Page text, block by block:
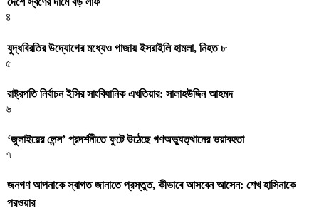
৪
যুদ্ধবিরতির উদ্যোগের মধ্যেও গাজায় ইসরাইলি হামলা, নিহত ৮
৫
রাষ্ট্রপতি নির্বাচন ইসির সাংবিধানিক এখতিয়ার: সালাহউদ্দিন আহমদ
৬
‘জুলাইয়ের লেন্স’ প্রদর্শনীতে ফুটে উঠেছে গণঅভ্যুত্থানের ভয়াবহতা
৭
জনগণ আপনাকে স্বাগত জানাতে প্রস্তুত, কীভাবে আসবেন আসেন: শেখ হাসিনাকে
পরওয়ার